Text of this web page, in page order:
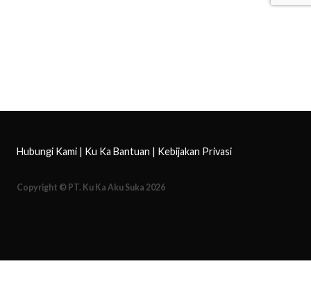
Hubungi Kami | Ku Ka Bantuan | Kebijakan Privasi
Copyright © PT. Ku Ka Aku Suka 2026